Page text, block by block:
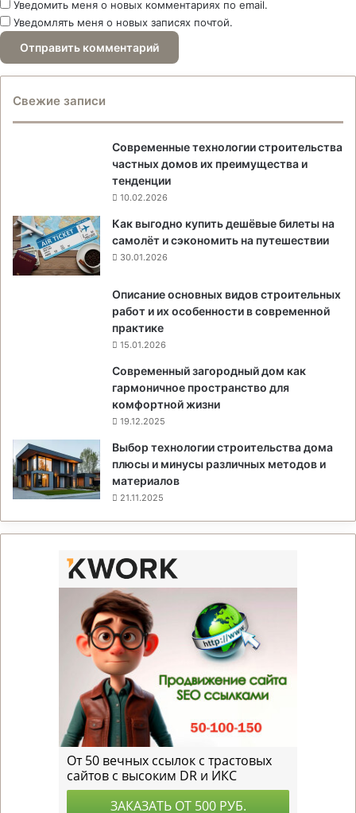
Уведомить меня о новых комментариях по email.
Уведомлять меня о новых записях почтой.
Свежие записи
Современные технологии строительства
частных домов их преимущества и
тенденции
10.02.2026
Как выгодно купить дешёвые билеты на
самолёт и сэкономить на путешествии
30.01.2026
Описание основных видов строительных
работ и их особенности в современной
практике
15.01.2026
Современный загородный дом как
гармоничное пространство для
комфортной жизни
19.12.2025
Выбор технологии строительства дома
плюсы и минусы различных методов и
материалов
21.11.2025